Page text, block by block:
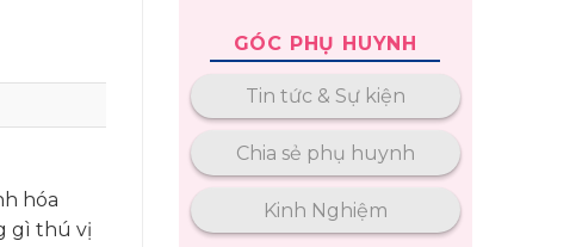
hóa
gì thú vị
GÓC PHỤ HUYNH
Tin tức & Sự kiện
Chia sẻ phụ huynh
Kinh Nghiệm